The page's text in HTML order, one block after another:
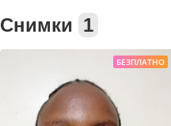
Снимки 1
БЕЗПЛАТНО